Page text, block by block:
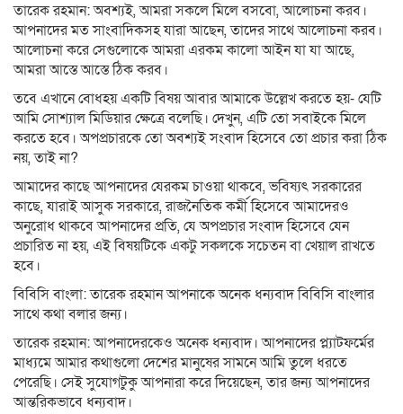
তারেক রহমান: অবশ্যই, আমরা সকলে মিলে বসবো, আলোচনা করব।
আপনাদের মত সাংবাদিকসহ যারা আছেন, তাদের সাথে আলোচনা করব।
আলোচনা করে সেগুলোকে আমরা এরকম কালো আইন যা যা আছে,
আমরা আস্তে আস্তে ঠিক করব।
তবে এখানে বোধহয় একটি বিষয় আবার আমাকে উল্লেখ করতে হয়- যেটি
আমি সোশ্যাল মিডিয়ার ক্ষেত্রে বলেছি। দেখুন, এটি তো সবাইকে মিলে
করতে হবে। অপপ্রচারকে তো অবশ্যই সংবাদ হিসেবে তো প্রচার করা ঠিক
নয়, তাই না?
আমাদের কাছে আপনাদের যেরকম চাওয়া থাকবে, ভবিষ্যৎ সরকারের
কাছে, যারাই আসুক সরকারে, রাজনৈতিক কর্মী হিসেবে আমাদেরও
অনুরোধ থাকবে আপনাদের প্রতি, যে অপপ্রচার সংবাদ হিসেবে যেন
প্রচারিত না হয়, এই বিষয়টিকে একটু সকলকে সচেতন বা খেয়াল রাখতে
হবে।
বিবিসি বাংলা: তারেক রহমান আপনাকে অনেক ধন্যবাদ বিবিসি বাংলার
সাথে কথা বলার জন্য।
তারেক রহমান: আপনাদেরকেও অনেক ধন্যবাদ। আপনাদের প্ল্যাটফর্মের
মাধ্যমে আমার কথাগুলো দেশের মানুষের সামনে আমি তুলে ধরতে
পেরেছি। সেই সুযোগটুকু আপনারা করে দিয়েছেন, তার জন্য আপনাদের
আন্তরিকভাবে ধন্যবাদ।